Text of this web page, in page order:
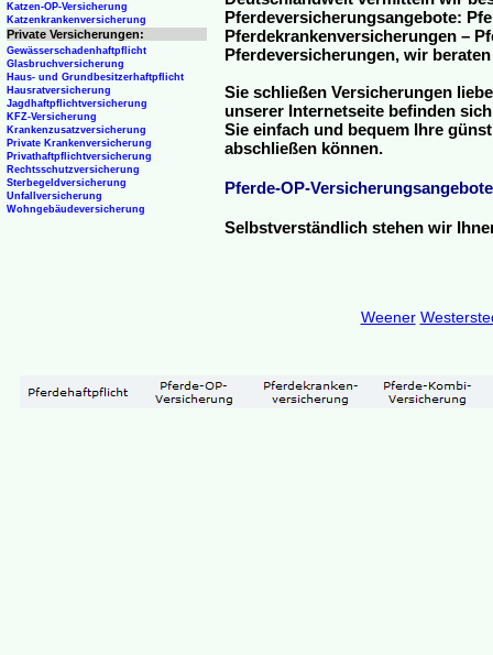
Pferdeversicherungsangebote:
Pferdekrankenversicherungen –
Pferdeversicherungen, wir
Sie schließen Versicherungen
unserer Internetseite befinden
Sie einfach und bequem Ihre
abschließen können.
Pferde-OP-Versicherungsangebote
Selbstverständlich stehen wir
Katzen-OP-Versicherung
Katzenkrankenversicherung
Private Versicherungen:
Gewässerschadenhaftpflicht
Glasbruchversicherung
Haus- und Grundbesitzerhaftpflicht
Hausratversicherung
Jagdhaftpflichtversicherung
KFZ-Versicherung
Krankenzusatzversicherung
Private Krankenversicherung
Privathaftpflichtversicherung
Rechtsschutzversicherung
Sterbegeldversicherung
Unfallversicherung
Wohngebäudeversicherung
Weener